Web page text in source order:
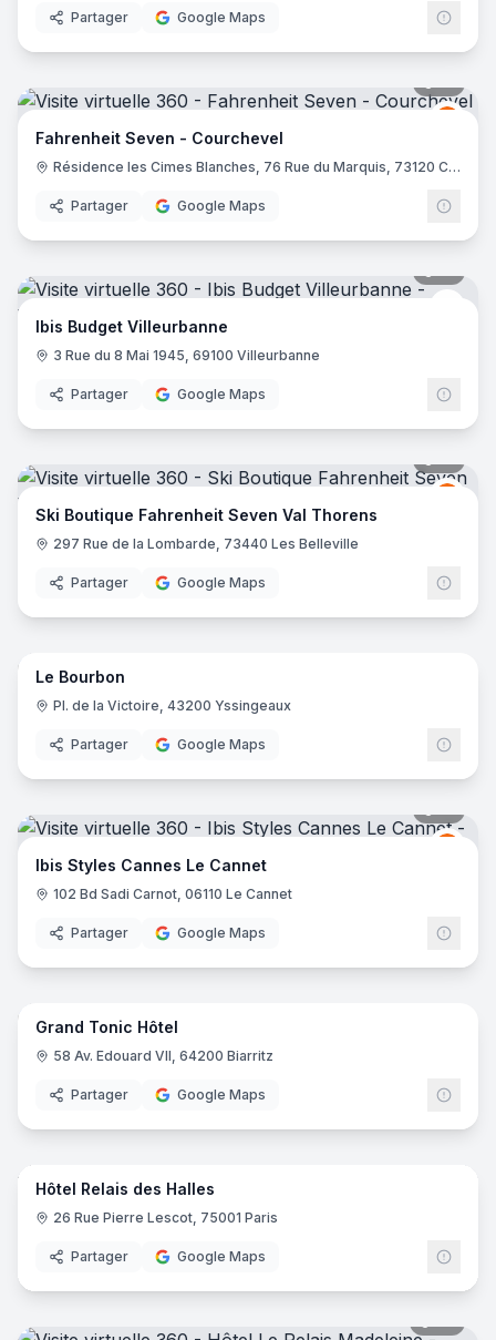
Partager Google Maps
Fahrenheit Seven - Courchevel
Résidence les Cimes Blanches, 76 Rue du Marquis, 73120 Courchevel
Partager Google Maps
Ibis
Ibis Budget Villeurbanne
3 Rue du 8 Mai 1945, 69100 Villeurbanne
Partager Google Maps
Ski Boutique Fahrenheit Seven Val Thorens
297 Rue de la Lombarde, 73440 Les Belleville
Partager Google Maps
16
Le Bourbon
Pl. de la Victoire, 43200 Yssingeaux
Partager Google Maps
Ibis
Ibis Styles Cannes Le Cannet
102 Bd Sadi Carnot, 06110 Le Cannet
Partager Google Maps
10
Grand Tonic Hôtel
58 Av. Edouard VII, 64200 Biarritz
Partager Google Maps
17
Hôtel Relais des Halles
26 Rue Pierre Lescot, 75001 Paris
Partager Google Maps